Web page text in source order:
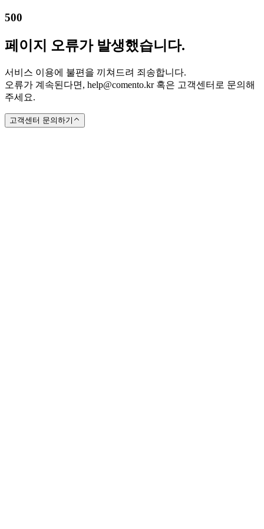
500
페이지 오류가 발생했습니다.
서비스 이용에 불편을 끼쳐드려 죄송합니다.
오류가 계속된다면, help@comento.kr 혹은 고객센터로 문의해
주세요.
고객센터 문의하기